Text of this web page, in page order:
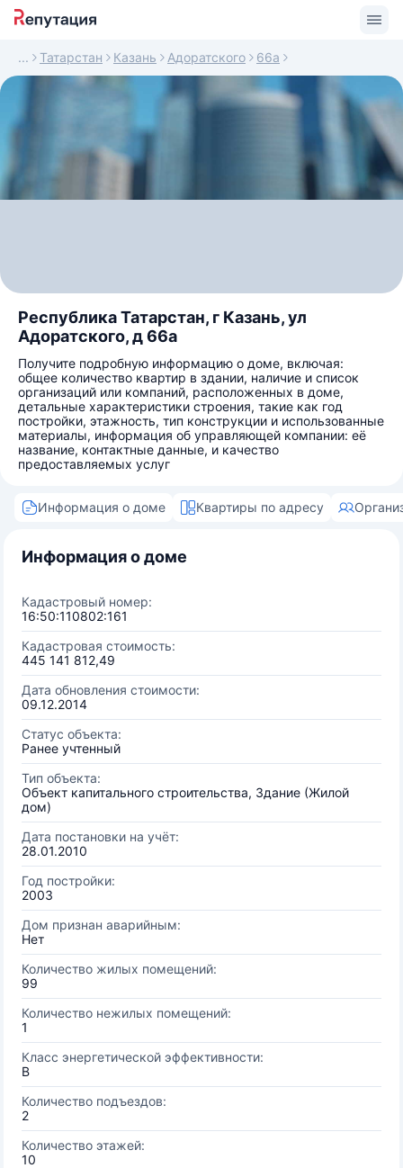
Татарстан Казань Адоратского 66а
Республика Татарстан, г Казань, ул
Адоратского, д 66а
Получите подробную информацию о доме, включая:
общее количество квартир в здании, наличие и список
организаций или компаний, расположенных в доме,
детальные характеристики строения, такие как год
постройки, этажность, тип конструкции и использованные
материалы, информация об управляющей компании: её
название, контактные данные, и качество
предоставляемых услуг
Информация о доме Квартиры по адресу
Информация о доме
Кадастровый номер:
16:50:110802:161
Кадастровая стоимость:
445 141 812,49
Дата обновления стоимости:
09.12.2014
Статус объекта:
Ранее учтенный
Тип объекта:
Объект капитального строительства, Здание (Жилой
дом)
Дата постановки на учёт:
28.01.2010
Год постройки:
2003
Дом признан аварийным:
Нет
Количество жилых помещений:
99
Количество нежилых помещений:
1
Класс энергетической эффективности:
B
Количество подъездов:
2
Количество этажей:
10